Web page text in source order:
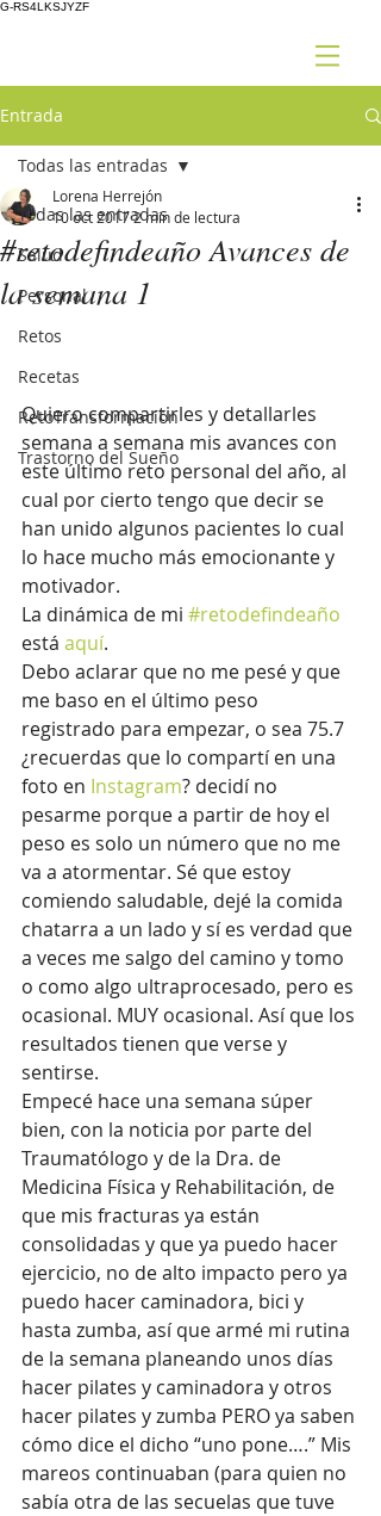
G-RS4LKSJYZF
Entrada
Todas las entradas
Salud
Personal
Retos
Recetas
RetoTransformación
Trastorno del Sueño
Todas las entradas
#retodefindeaño Avances de
la semana 1
Lorena Herrejón
10 oct 20172 min de lectura
Quiero compartirles y detallarles
semana a semana mis avances con
este último reto personal del año, al
cual por cierto tengo que decir se
han unido algunos pacientes lo cual
lo hace mucho más emocionante y
motivador.
La dinámica de mi #retodefindeaño
está aquí.
Debo aclarar que no me pesé y que
me baso en el último peso
registrado para empezar, o sea 75.7
¿recuerdas que lo compartí en una
foto en Instagram? decidí no
pesarme porque a partir de hoy el
peso es solo un número que no me
va a atormentar. Sé que estoy
comiendo saludable, dejé la comida
chatarra a un lado y sí es verdad que
a veces me salgo del camino y tomo
o como algo ultraprocesado, pero es
ocasional. MUY ocasional. Así que los
resultados tienen que verse y
sentirse.
Empecé hace una semana súper
bien, con la noticia por parte del
Traumatólogo y de la Dra. de
Medicina Física y Rehabilitación, de
que mis fracturas ya están
consolidadas y que ya puedo hacer
ejercicio, no de alto impacto pero ya
puedo hacer caminadora, bici y
hasta zumba, así que armé mi rutina
de la semana planeando unos días
hacer pilates y caminadora y otros
hacer pilates y zumba PERO ya saben
cómo dice el dicho “uno pone….” Mis
mareos continuaban (para quien no
sabía otra de las secuelas que tuve